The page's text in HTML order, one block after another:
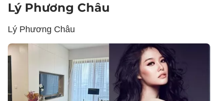
Lý Phương Châu
Lý Phương Châu